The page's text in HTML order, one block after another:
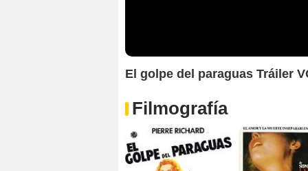
El golpe del paraguas Tráiler
Filmografía